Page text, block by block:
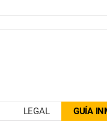
LEGAL GUÍA